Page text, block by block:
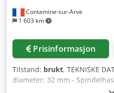
Contamine-sur-Arve
1 603 km
Prisinformasjon
Tilstand: brukt, TEKNISKE
diameter: 32 mm -
enhet 1.1: Akser X og Z CNC-